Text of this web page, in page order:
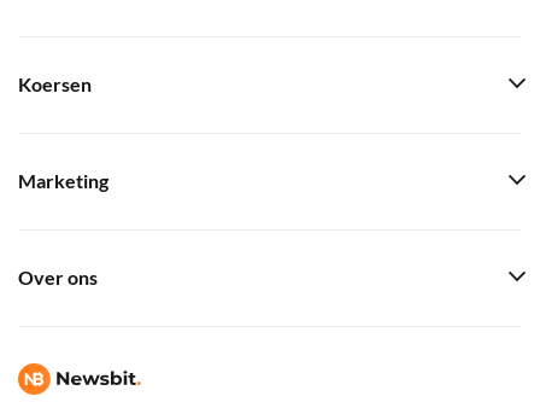
Koersen
Marketing
Over ons